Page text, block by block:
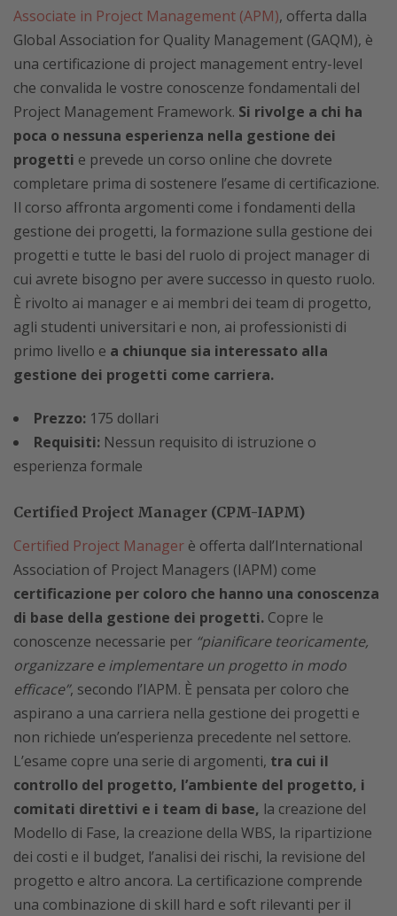
Associate in Project Management (APM), offerta dalla
Global Association for Quality Management (GAQM), è
una certificazione di project management entry-level
che convalida le vostre conoscenze fondamentali del
Project Management Framework. Si rivolge a chi ha
poca o nessuna esperienza nella gestione dei
progetti e prevede un corso online che dovrete
completare prima di sostenere l’esame di certificazione.
Il corso affronta argomenti come i fondamenti della
gestione dei progetti, la formazione sulla gestione dei
progetti e tutte le basi del ruolo di project manager di
cui avrete bisogno per avere successo in questo ruolo.
È rivolto ai manager e ai membri dei team di progetto,
agli studenti universitari e non, ai professionisti di
primo livello e a chiunque sia interessato alla
gestione dei progetti come carriera.
Prezzo: 175 dollari
Requisiti: Nessun requisito di istruzione o
esperienza formale
Certified Project Manager (CPM-IAPM)
Certified Project Manager è offerta dall’International
Association of Project Managers (IAPM) come
certificazione per coloro che hanno una conoscenza
di base della gestione dei progetti. Copre le
conoscenze necessarie per “pianificare teoricamente,
organizzare e implementare un progetto in modo
efficace”, secondo l’IAPM. È pensata per coloro che
aspirano a una carriera nella gestione dei progetti e
non richiede un’esperienza precedente nel settore.
L’esame copre una serie di argomenti, tra cui il
controllo del progetto, l’ambiente del progetto, i
comitati direttivi e i team di base, la creazione del
Modello di Fase, la creazione della WBS, la ripartizione
dei costi e il budget, l’analisi dei rischi, la revisione del
progetto e altro ancora. La certificazione comprende
una combinazione di skill hard e soft rilevanti per il